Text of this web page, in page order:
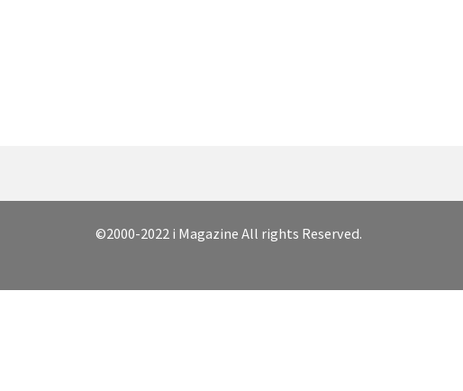
©2000-2022 i Magazine All rights Reserved.